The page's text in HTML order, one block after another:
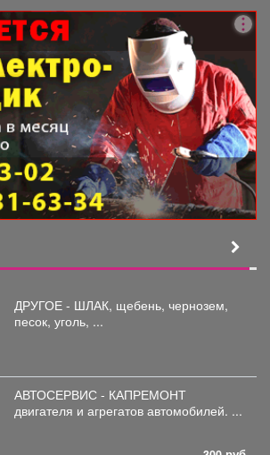
ДРУГОЕ - ШЛАК, щебень, чернозем,
песок, уголь, ...
АВТОСЕРВИС - КАПРЕМОНТ
двигателя и агрегатов автомобилей. ...